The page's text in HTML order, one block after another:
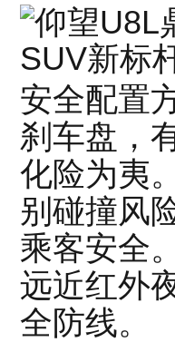
安全配置
刹车盘，
化险为夷
别碰撞风
乘客安全
远近红外
全防线。